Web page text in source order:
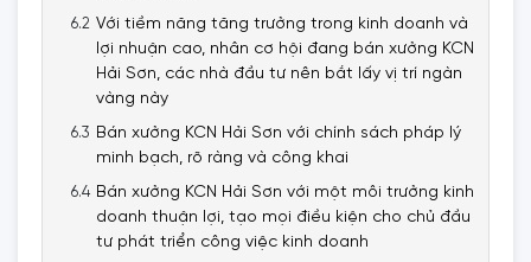
Với tiềm năng tăng trưởng trong kinh doanh và
lợi nhuận cao, nhân cơ hội đang bán xưởng KCN
Hải Sơn, các nhà đầu tư nên bắt lấy vị trí ngàn
vàng này
Bán xưởng KCN Hải Sơn với chính sách pháp lý
minh bạch, rõ ràng và công khai
Bán xưởng KCN Hải Sơn với một môi trưởng kinh
doanh thuận lợi, tạo mọi điều kiện cho chủ đầu
tư phát triển công việc kinh doanh